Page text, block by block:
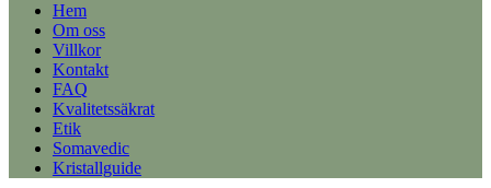
Hem
Om oss
Villkor
Kontakt
FAQ
Kvalitetssäkrat
Etik
Somavedic
Kristallguide